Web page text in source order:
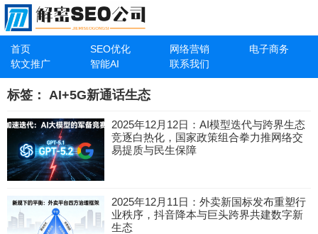
首页 SEO优化 网络营销
电子商务
软文推广
智能AI 联系我们
标签： AI+5G新通话生态
2025年12月12日：AI模型迭代与跨界生态
竞逐白热化，国家政策组合拳力推网络交
易提质与民生保障
2025年12月11日：外卖新国标发布重塑行
业秩序，抖音降本与巨头跨界共建数字新
生态